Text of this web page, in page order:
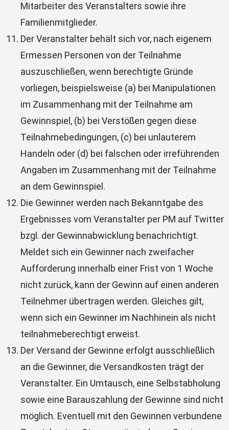
Mitarbeiter des Veranstalters sowie ihre
Familienmitglieder.
Der Veranstalter behält sich vor, nach eigenem
Ermessen Personen von der Teilnahme
auszuschließen, wenn berechtigte Gründe
vorliegen, beispielsweise (a) bei Manipulationen
im Zusammenhang mit der Teilnahme am
Gewinnspiel, (b) bei Verstößen gegen diese
Teilnahmebedingungen, (c) bei unlauterem
Handeln oder (d) bei falschen oder irreführenden
Angaben im Zusammenhang mit der Teilnahme
an dem Gewinnspiel.
Die Gewinner werden nach Bekanntgabe des
Ergebnisses vom Veranstalter per PM auf Twitter
bzgl. der Gewinnabwicklung benachrichtigt.
Meldet sich ein Gewinner nach zweifacher
Aufforderung innerhalb einer Frist von 1 Woche
nicht zurück, kann der Gewinn auf einen anderen
Teilnehmer übertragen werden. Gleiches gilt,
wenn sich ein Gewinner im Nachhinein als nicht
teilnahmeberechtigt erweist.
Der Versand der Gewinne erfolgt ausschließlich
an die Gewinner, die Versandkosten trägt der
Veranstalter. Ein Umtausch, eine Selbstabholung
sowie eine Barauszahlung der Gewinne sind nicht
möglich. Eventuell mit den Gewinnen verbundene